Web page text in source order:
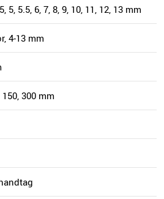
5, 5.5, 6, 7, 8, 9, 10, 11, 12, 13 mm
4-13 mm
300 mm